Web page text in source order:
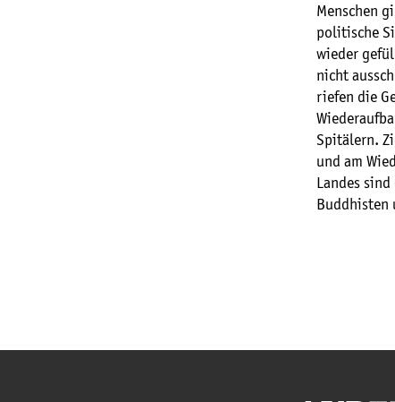
Menschen
politische
wieder
nicht
riefen die
Spitälern.
und am
Landes
Buddhisten